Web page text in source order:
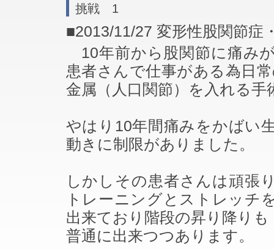
挑戦 1
■2013/11/27 変形性股関節
10年前から股関節に痛み
患者さんで仕事がある為日
金属（人口関節）を入れる
やはり10年間痛みをかばい
動きに制限がありました。
しかしその患者さんは頑張
トレーニングとストレッチ
出来ており階段の昇り降りも
普通に出来つつあります。